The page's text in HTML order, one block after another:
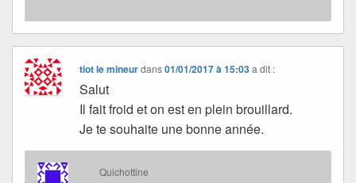
tiot le mineurdans01/01/2017 à 15:03 a dit :
Salut
Il fait froid et on est en plein brouillard.
Je te souhaite une bonne année.
Quichottine